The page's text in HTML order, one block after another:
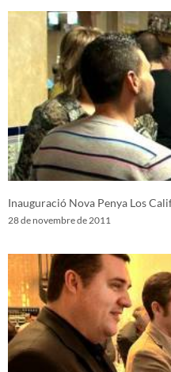
Inauguració Nova Penya Los
28 de novembre de 2011